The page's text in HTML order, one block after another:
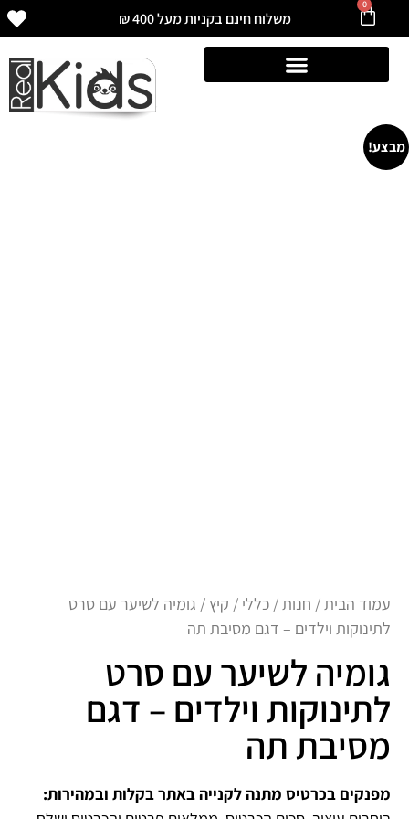
0
משלוח חינם בקניות מעל 400 ₪
מבצע!
עמוד הבית/ חנות/ כללי / קיץ / גומיה לשיער עם סרט
לתינוקות וילדים – דגם מסיבת תה
גומיה לשיער עם סרט
לתינוקות וילדים – דגם
מסיבת תה
מפנקים בכרטיס מתנה לקנייה באתר בקלות ובמהירות: